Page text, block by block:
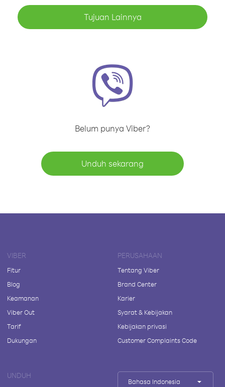
Tujuan Lainnya
Belum punya Viber?
Unduh sekarang
VIBER
Fitur
Blog
Keamanan
Viber Out
Tarif
Dukungan
PERUSAHAAN
Tentang Viber
Brand Center
Karier
Syarat & Kebijakan
Kebijakan privasi
Customer Complaints Code
UNDUH
Bahasa Indonesia